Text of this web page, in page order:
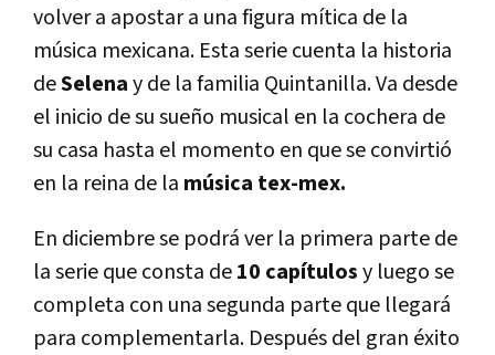
volver a apostar a una figura mítica de la
música mexicana. Esta serie cuenta la historia
deSelenay de la familia Quintanilla. Va desde
el inicio de su sueño musical en la cochera de
su casa hasta el momento en que se convirtió
en la reina de la música tex-mex.
En diciembre se podrá ver la primera parte de
la serie que consta de10 capítulosy luego se
completa con una segunda parte que llegará
para complementarla. Después del gran éxito